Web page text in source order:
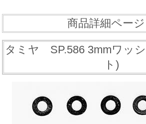
商品詳細ページ
タミヤ SP.586 3mmワッ
ト)